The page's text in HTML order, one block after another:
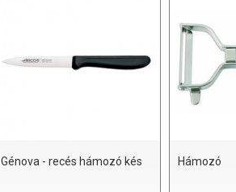
Génova - recés hámozó kés Hámozó